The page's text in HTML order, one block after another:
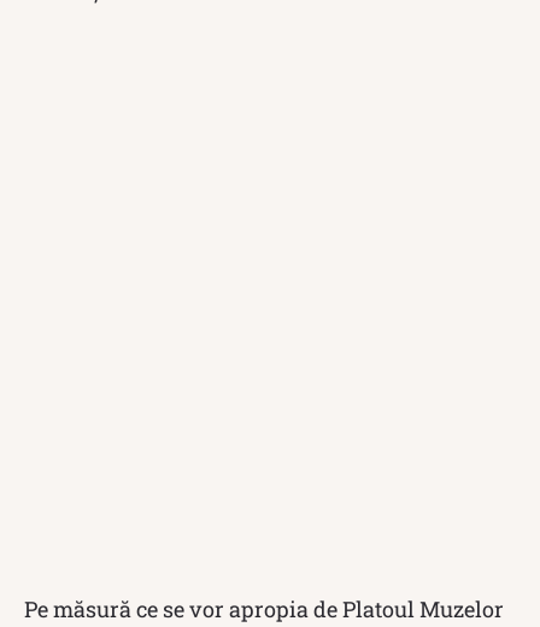
Pe măsură ce se vor apropia de Platoul Muzelor